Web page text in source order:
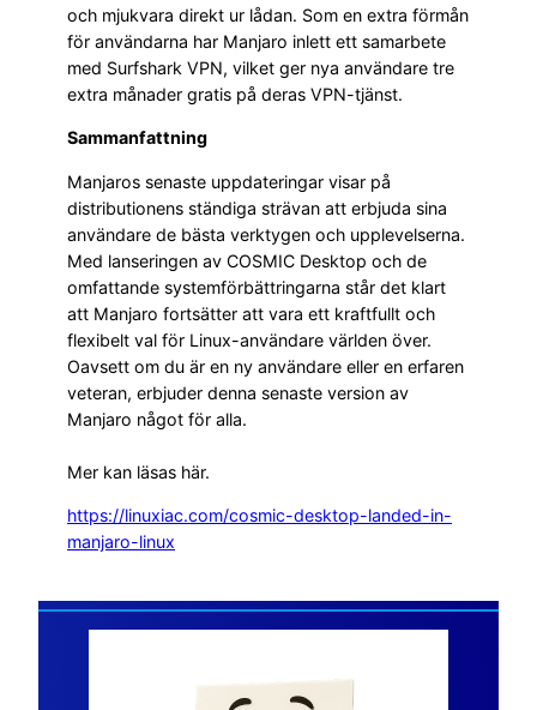
och mjukvara direkt ur lådan. Som en extra förmån
för användarna har Manjaro inlett ett samarbete
med Surfshark VPN, vilket ger nya användare tre
extra månader gratis på deras VPN-tjänst.
Sammanfattning
Manjaros senaste uppdateringar visar på
distributionens ständiga strävan att erbjuda sina
användare de bästa verktygen och upplevelserna.
Med lanseringen av COSMIC Desktop och de
omfattande systemförbättringarna står det klart
att Manjaro fortsätter att vara ett kraftfullt och
flexibelt val för Linux-användare världen över.
Oavsett om du är en ny användare eller en erfaren
veteran, erbjuder denna senaste version av
Manjaro något för alla.
Mer kan läsas här.
https://linuxiac.com/cosmic-desktop-landed-in-
manjaro-linux